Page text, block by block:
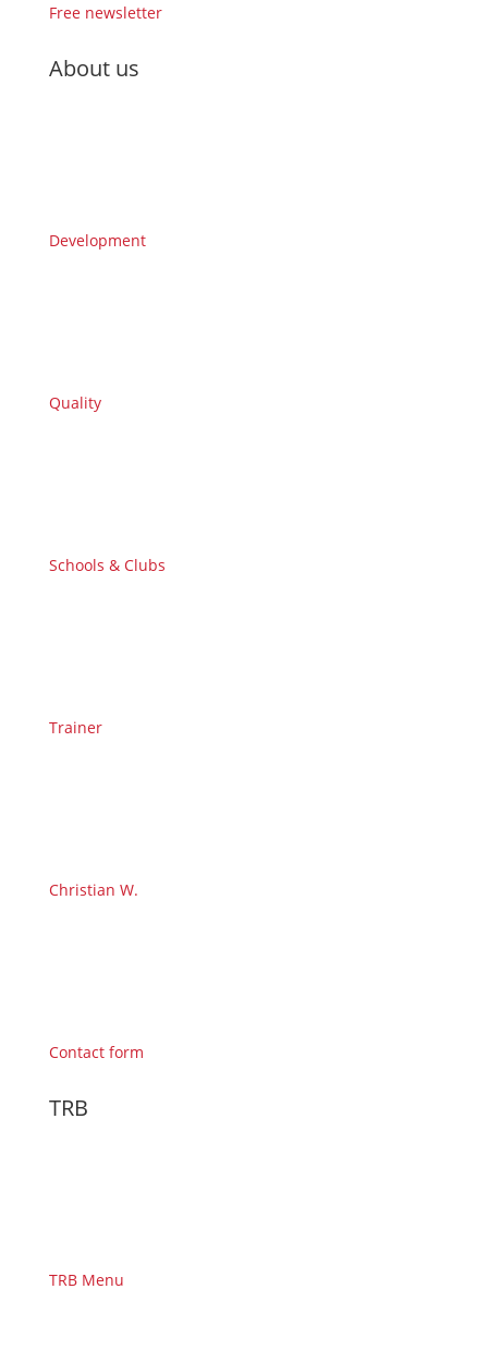
Free newsletter
About us
Development
Quality
Schools & Clubs
Trainer
Christian W.
Contact form
TRB
TRB Menu